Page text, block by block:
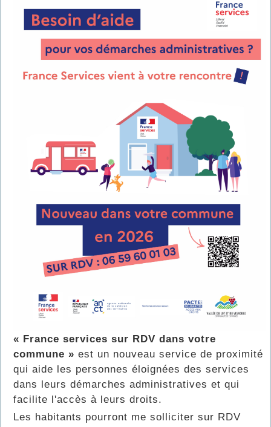
« France services sur RDV dans votre
commune » est un nouveau service de proximité
qui aide les personnes éloignées des services
dans leurs démarches administratives et qui
facilite l'accès à leurs droits.
Les habitants pourront me solliciter sur RDV